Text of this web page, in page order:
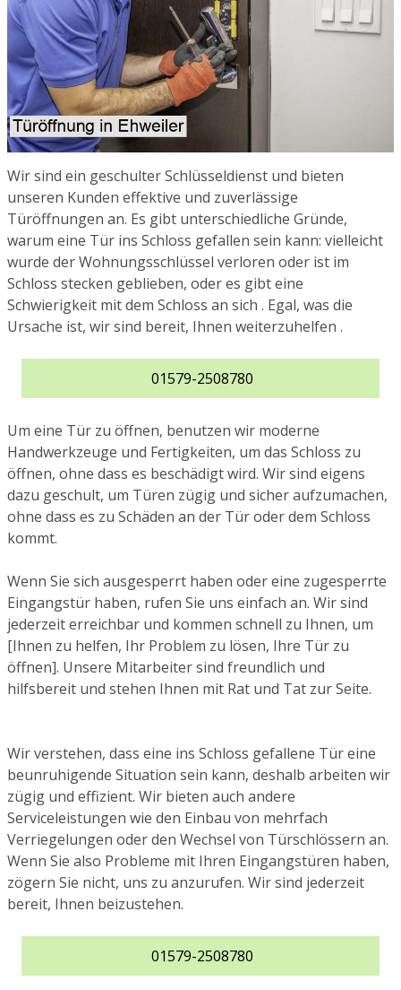
Wir sind ein geschulter Schlüsseldienst und bieten
unseren Kunden effektive und zuverlässige
Türöffnungen an. Es gibt unterschiedliche Gründe,
warum eine Tür ins Schloss gefallen sein kann: vielleicht
wurde der Wohnungsschlüssel verloren oder ist im
Schloss stecken geblieben, oder es gibt eine
Schwierigkeit mit dem Schloss an sich . Egal, was die
Ursache ist, wir sind bereit, Ihnen weiterzuhelfen .
01579-2508780
Um eine Tür zu öffnen, benutzen wir moderne
Handwerkzeuge und Fertigkeiten, um das Schloss zu
öffnen, ohne dass es beschädigt wird. Wir sind eigens
dazu geschult, um Türen zügig und sicher aufzumachen,
ohne dass es zu Schäden an der Tür oder dem Schloss
kommt.
Wenn Sie sich ausgesperrt haben oder eine zugesperrte
Eingangstür haben, rufen Sie uns einfach an. Wir sind
jederzeit erreichbar und kommen schnell zu Ihnen, um
[Ihnen zu helfen, Ihr Problem zu lösen, Ihre Tür zu
öffnen]. Unsere Mitarbeiter sind freundlich und
hilfsbereit und stehen Ihnen mit Rat und Tat zur Seite.
Wir verstehen, dass eine ins Schloss gefallene Tür eine
beunruhigende Situation sein kann, deshalb arbeiten wir
zügig und effizient. Wir bieten auch andere
Serviceleistungen wie den Einbau von mehrfach
Verriegelungen oder den Wechsel von Türschlössern an.
Wenn Sie also Probleme mit Ihren Eingangstüren haben,
zögern Sie nicht, uns zu anzurufen. Wir sind jederzeit
bereit, Ihnen beizustehen.
01579-2508780